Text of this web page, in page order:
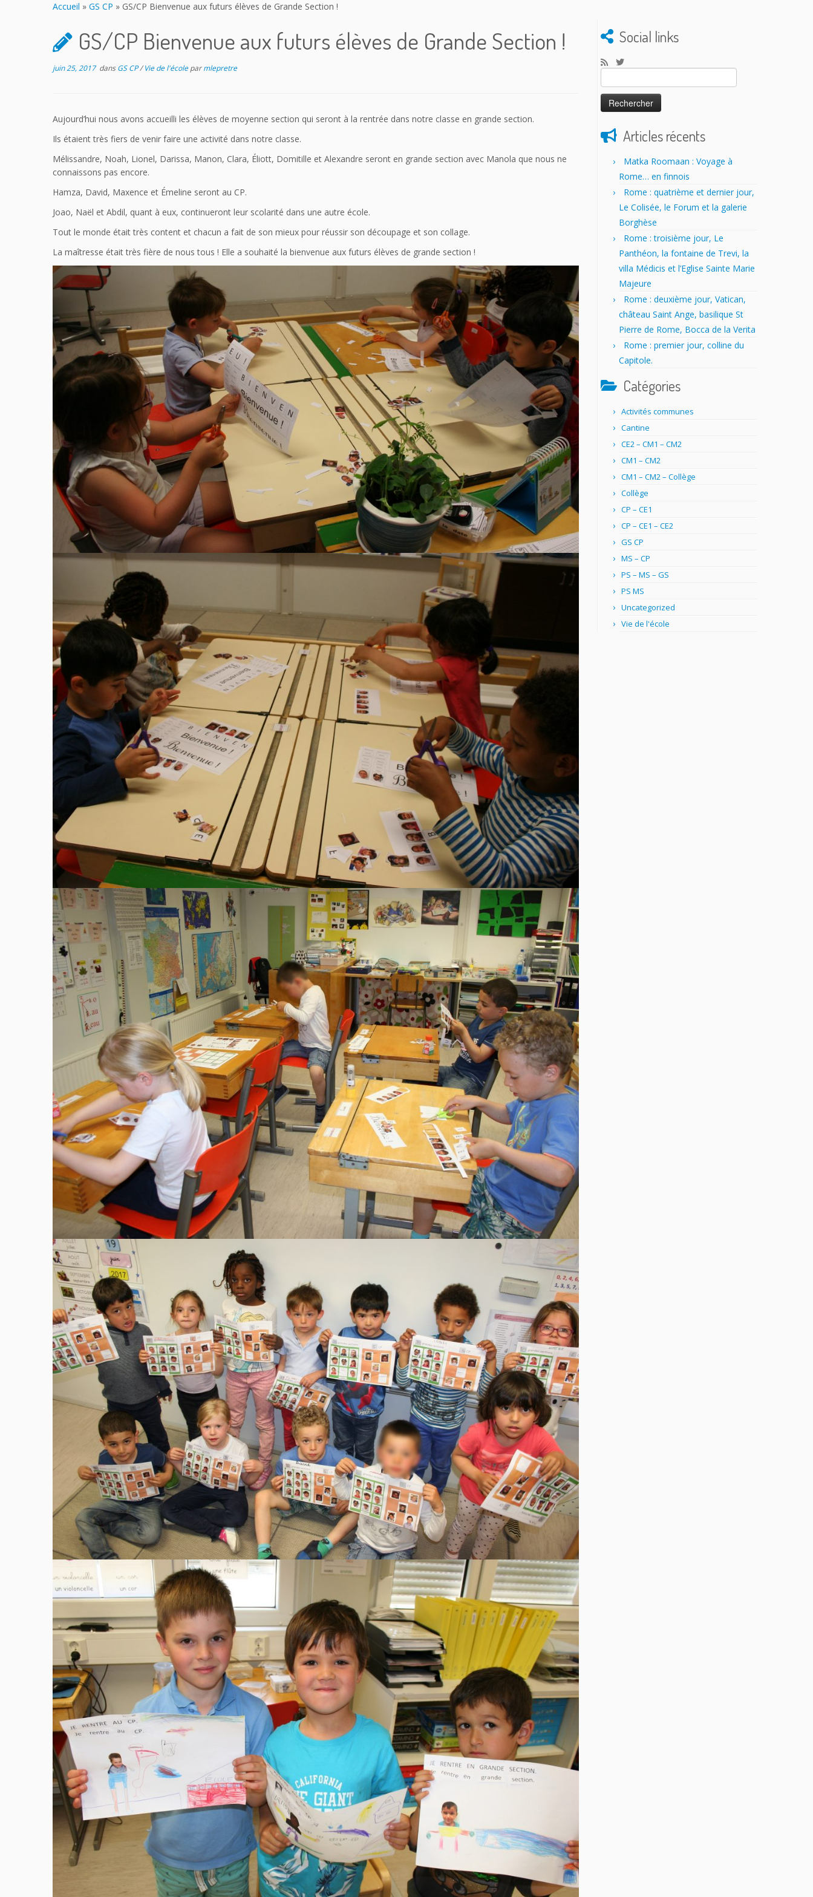
Accueil » GS CP » GS/CP Bienvenue aux futurs élèves de Grande Section !
GS/CP Bienvenue aux futurs élèves de Grande Section !
juin 25, 2017dansGS CP/Vie de l'écoleparmlepretre
Aujourd’hui nous avons accueilli les élèves de moyenne section qui seront à la rentrée dans notre classe en grande section.
Ils étaient très fiers de venir faire une activité dans notre classe.
Mélissandre, Noah, Lionel, Darissa, Manon, Clara, Éliott, Domitille et Alexandre seront en grande section avec Manola que nous ne
connaissons pas encore.
Hamza, David, Maxence et Émeline seront au CP.
Joao, Naël et Abdil, quant à eux, continueront leur scolarité dans une autre école.
Tout le monde était très content et chacun a fait de son mieux pour réussir son découpage et son collage.
La maîtresse était très fière de nous tous ! Elle a souhaité la bienvenue aux futurs élèves de grande section !
Social links
Rechercher :
Articles récents
Matka Roomaan : Voyage à
Rome… en finnois
Rome : quatrième et dernier jour,
Le Colisée, le Forum et la galerie
Borghèse
Rome : troisième jour, Le
Panthéon, la fontaine de Trevi, la
villa Médicis et l’Eglise Sainte Marie
Majeure
Rome : deuxième jour, Vatican,
château Saint Ange, basilique St
Pierre de Rome, Bocca de la Verita
Rome : premier jour, colline du
Capitole.
Catégories
Activités communes
Cantine
CE2 – CM1 – CM2
CM1 – CM2
CM1 – CM2 – Collège
Collège
CP – CE1
CP – CE1 – CE2
GS CP
MS – CP
PS – MS – GS
PS MS
Uncategorized
Vie de l'école